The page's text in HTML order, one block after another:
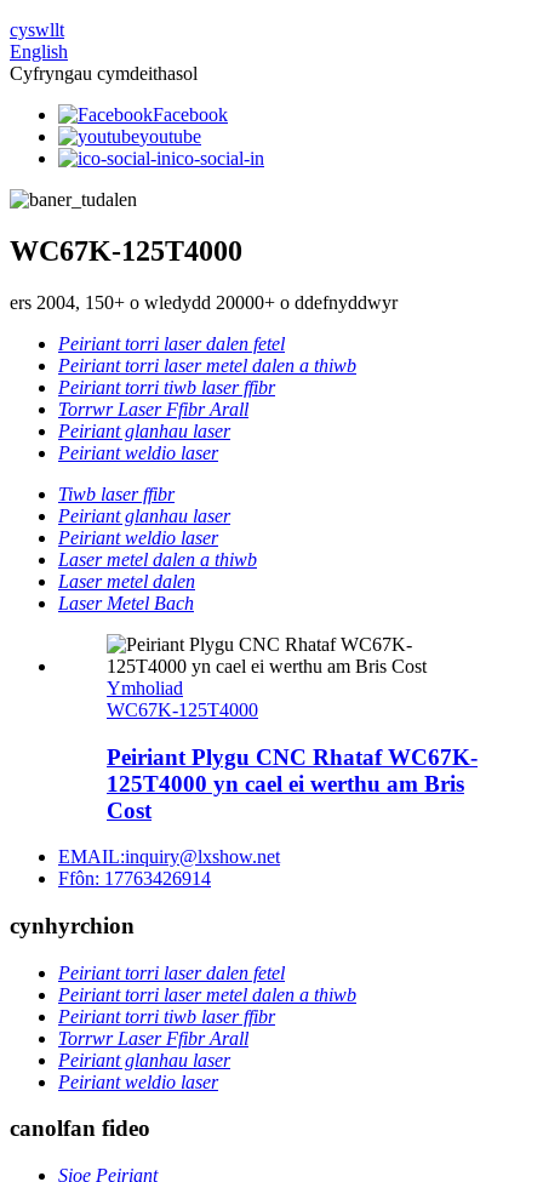
cyswllt
English
Cyfryngau cymdeithasol
Facebook
youtube
ico-social-in
WC67K-125T4000
ers 2004, 150+ o wledydd 20000+ o ddefnyddwyr
Peiriant torri laser dalen fetel
Peiriant torri laser metel dalen a thiwb
Peiriant torri tiwb laser ffibr
Torrwr Laser Ffibr Arall
Peiriant glanhau laser
Peiriant weldio laser
Tiwb laser ffibr
Peiriant glanhau laser
Peiriant weldio laser
Laser metel dalen a thiwb
Laser metel dalen
Laser Metel Bach
Ymholiad
WC67K-125T4000
Peiriant Plygu CNC Rhataf WC67K-
125T4000 yn cael ei werthu am Bris
Cost
EMAIL:inquiry@lxshow.net
Ffôn: 17763426914
cynhyrchion
Peiriant torri laser dalen fetel
Peiriant torri laser metel dalen a thiwb
Peiriant torri tiwb laser ffibr
Torrwr Laser Ffibr Arall
Peiriant glanhau laser
Peiriant weldio laser
canolfan fideo
Sioe Peiriant